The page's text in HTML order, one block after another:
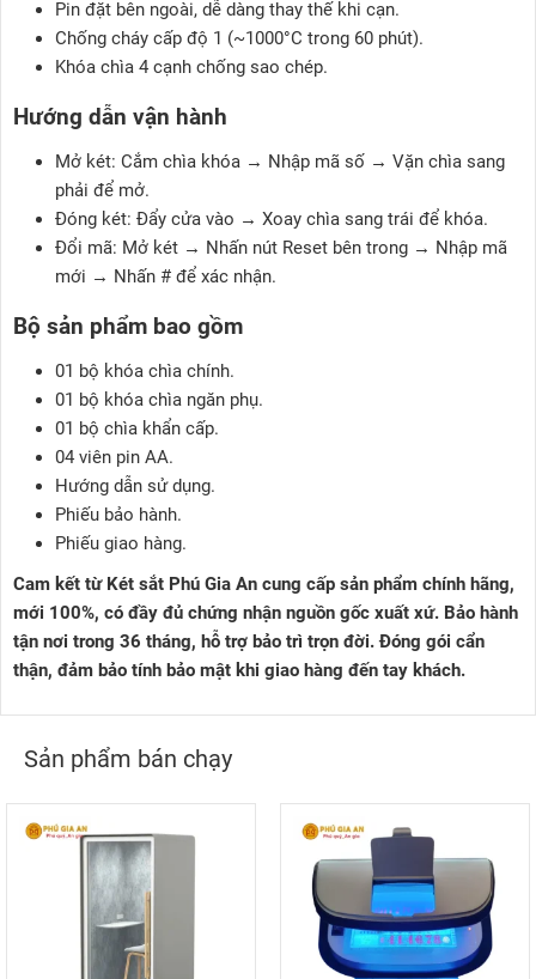
Pin đặt bên ngoài, dễ dàng thay thế khi cạn.
Chống cháy cấp độ 1 (~1000°C trong 60 phút).
Khóa chìa 4 cạnh chống sao chép.
Hướng dẫn vận hành
Mở két: Cắm chìa khóa → Nhập mã số → Vặn chìa sang
phải để mở.
Đóng két: Đẩy cửa vào → Xoay chìa sang trái để khóa.
Đổi mã: Mở két → Nhấn nút Reset bên trong → Nhập mã
mới → Nhấn # để xác nhận.
Bộ sản phẩm bao gồm
01 bộ khóa chìa chính.
01 bộ khóa chìa ngăn phụ.
01 bộ chìa khẩn cấp.
04 viên pin AA.
Hướng dẫn sử dụng.
Phiếu bảo hành.
Phiếu giao hàng.
Cam kết từ Két sắt Phú Gia An cung cấp sản phẩm chính hãng,
mới 100%, có đầy đủ chứng nhận nguồn gốc xuất xứ. Bảo hành
tận nơi trong 36 tháng, hỗ trợ bảo trì trọn đời. Đóng gói cẩn
thận, đảm bảo tính bảo mật khi giao hàng đến tay khách.
Sản phẩm bán chạy